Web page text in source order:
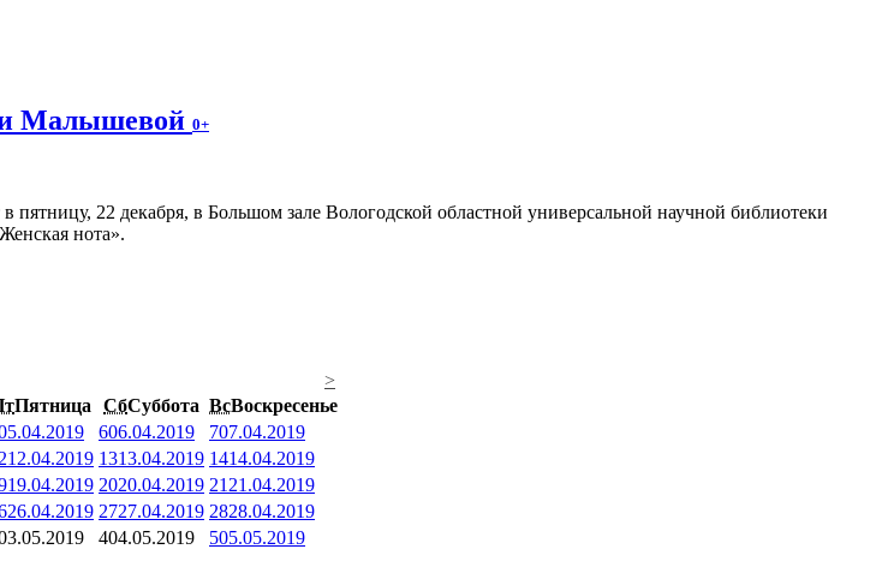
Малышевой 0+
22 декабря, в Большом зале Вологодской областной универсальной научной библиотеки
нота».
>
Пятница СбСуббота ВсВоскресенье
606.04.2019 707.04.2019
12.04.2019 1313.04.2019 1414.04.2019
19.04.2019 2020.04.2019 21 21.04.2019
26.04.2019 2727.04.2019 2828.04.2019
404.05.2019 505.05.2019